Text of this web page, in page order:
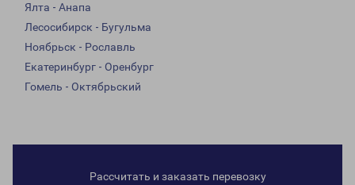
Ялта - Анапа
Лесосибирск - Бугульма
Ноябрьск - Рославль
Екатеринбург - Оренбург
Гомель - Октябрьский
Рассчитать и заказать перевозку